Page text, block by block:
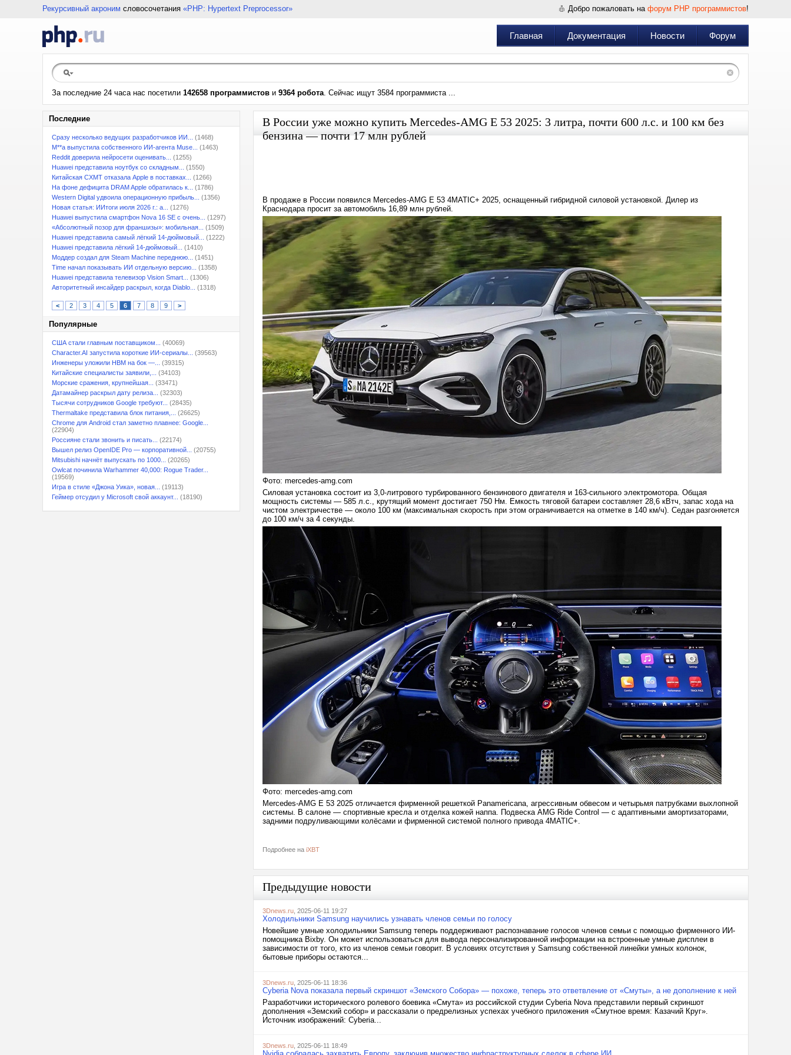
Рекурсивный акроним словосочетания «PHP: Hypertext Preprocessor» Добро пожаловать на форум PHP программистов!
Главная Документация Новости Форум
За последние 24 часа нас посетили 142658 программистов и 9364 робота. Сейчас ищут 3584 программиста ...
Последние
Сразу несколько ведущих разработчиков ИИ...
(1468)
M**a выпустила собственного ИИ-агента Muse...
(1463)
Reddit доверила нейросети оценивать...
(1255)
Huawei представила ноутбук со складным...
(1550)
Китайская CXMT отказала Apple в поставках...
(1266)
На фоне дефицита DRAM Apple обратилась к...
(1786)
Western Digital удвоила операционную прибыль...
(1356)
Новая статья: ИИтоги июля 2026 г.: а...
(1276)
Huawei выпустила смартфон Nova 16 SE с очень...
(1297)
«Абсолютный позор для франшизы»: мобильная...
(1509)
Huawei представила самый лёгкий 14-дюймовый...
(1222)
Huawei представила лёгкий 14-дюймовый...
(1410)
Моддер создал для Steam Machine переднюю...
(1451)
Time начал показывать ИИ отдельную версию...
(1358)
Huawei представила телевизор Vision Smart...
(1306)
Авторитетный инсайдер раскрыл, когда Diablo...
(1318)
< 2 3 4 5 6 7 8 9 >
Популярные
США стали главным поставщиком...
(40069)
Character.AI запустила короткие ИИ-сериалы...
(39563)
Инженеры уложили HBM на бок —...
(39315)
Китайские специалисты заявили,...
(34103)
Морские сражения, крупнейшая...
(33471)
Датамайнер раскрыл дату релиза...
(32303)
Тысячи сотрудников Google требуют...
(28435)
Thermaltake представила блок питания,...
(26625)
Chrome для Android стал заметно плавнее: Google...
(22904)
Россияне стали звонить и писать...
(22174)
Вышел релиз OpenIDE Pro — корпоративной...
(20755)
Mitsubishi начнёт выпускать по 1000...
(20265)
Owlcat починила Warhammer 40,000: Rogue Trader...
(19569)
Игра в стиле «Джона Уика», новая...
(19113)
Геймер отсудил у Microsoft свой аккаунт...
(18190)
В России уже можно купить Mercedes-AMG E 53 2025: 3 литра, почти 600 л.с. и 100 км без
бензина — почти 17 млн рублей
В продаже в России появился Mercedes-AMG E 53 4MATIC+ 2025, оснащенный гибридной силовой установкой. Дилер из
Краснодара просит за автомобиль 16,89 млн рублей.
Фото: mercedes-amg.com
Силовая установка состоит из 3,0-литрового турбированного бензинового двигателя и 163-сильного электромотора. Общая
мощность системы — 585 л.с., крутящий момент достигает 750 Нм. Емкость тяговой батареи составляет 28,6 кВтч, запас хода на
чистом электричестве — около 100 км (максимальная скорость при этом ограничивается на отметке в 140 км/ч). Седан разгоняется
до 100 км/ч за 4 секунды.
Фото: mercedes-amg.com
Mercedes-AMG E 53 2025 отличается фирменной решеткой Panamericana, агрессивным обвесом и четырьмя патрубками выхлопной
системы. В салоне — спортивные кресла и отделка кожей наппа. Подвеска AMG Ride Control — с адаптивными амортизаторами,
задними подруливающими колёсами и фирменной системой полного привода 4MATIC+.
Подробнее на iXBT
Предыдущие новости
3Dnews.ru , 2025-06-11 19:27
Холодильники Samsung научились узнавать членов семьи по голосу
Новейшие умные холодильники Samsung теперь поддерживают распознавание голосов членов семьи с помощью фирменного ИИ-
помощника Bixby. Он может использоваться для вывода персонализированной информации на встроенные умные дисплеи в
зависимости от того, кто из членов семьи говорит. В условиях отсутствия у Samsung собственной линейки умных колонок,
бытовые приборы остаются...
3Dnews.ru , 2025-06-11 18:36
Cyberia Nova показала первый скриншот «Земского Собора» — похоже, теперь это ответвление от «Смуты», а не дополнение к ней
Разработчики исторического ролевого боевика «Смута» из российской студии Cyberia Nova представили первый скриншот
дополнения «Земский собор» и рассказали о предрелизных успехах учебного приложения «Смутное время: Казачий Круг».
Источник изображений: Cyberia...
3Dnews.ru , 2025-06-11 18:49